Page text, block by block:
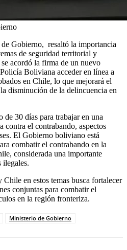
Gobierno, resaltó la importancia
de seguridad territorial y
acordó la firma de un nuevo
Boliviana acceder en línea a
en Chile, lo que mejorará el
disminución de la delincuencia en
de 30 días para trabajar en una
el contrabando, aspectos
El Gobierno boliviano está
combatir el contrabando en la
considerada una importante
ilegales.
en estos temas busca fortalecer
conjuntas para combatir el
en la región fronteriza.
Ministerio de Gobierno